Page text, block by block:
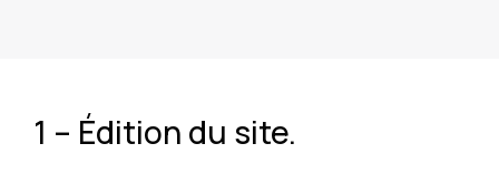
1 – Édition du site.